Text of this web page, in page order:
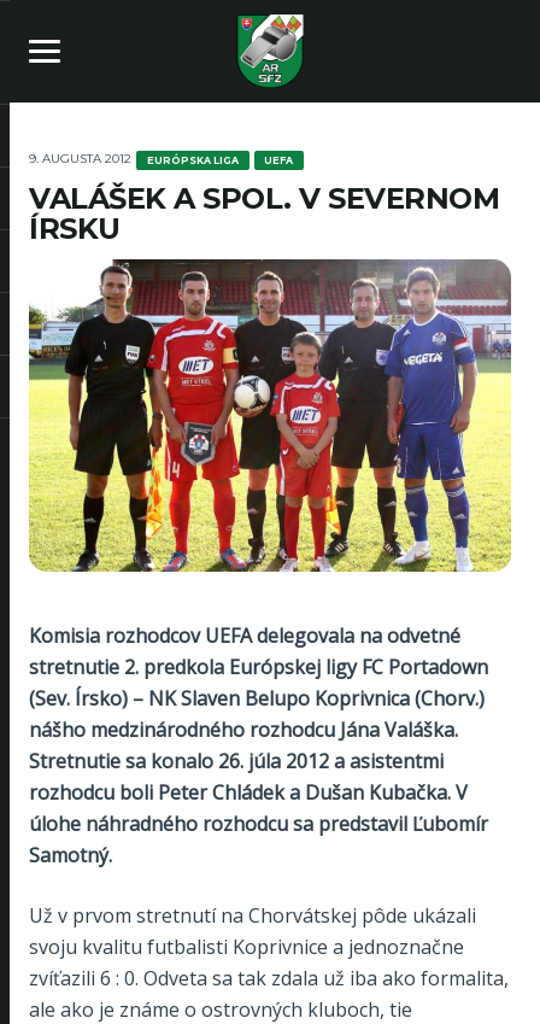
9. AUGUSTA 2012 EURÓPSKA LIGA UEFA
VALÁŠEK A SPOL. V SEVERNOM
ÍRSKU
Komisia rozhodcov UEFA delegovala na odvetné
stretnutie 2. predkola Európskej ligy FC Portadown
(Sev. Írsko) – NK Slaven Belupo Koprivnica (Chorv.)
nášho medzinárodného rozhodcu Jána Valáška.
Stretnutie sa konalo 26. júla 2012 a asistentmi
rozhodcu boli Peter Chládek a Dušan Kubačka. V
úlohe náhradného rozhodcu sa predstavil Ľubomír
Samotný.
Už v prvom stretnutí na Chorvátskej pôde ukázali
svoju kvalitu futbalisti Koprivnice a jednoznačne
zvíťazili 6 : 0. Odveta sa tak zdala už iba ako formalita,
ale ako je známe o ostrovných kluboch, tie